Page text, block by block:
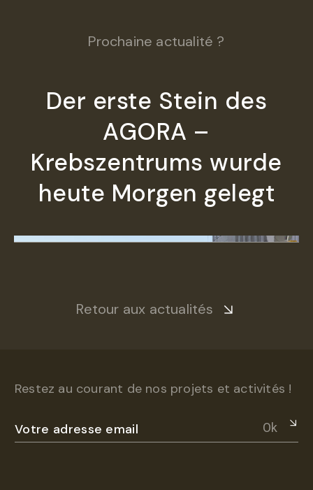
Prochaine actualité ?
Der erste Stein des
AGORA –
Krebszentrums wurde
heute Morgen gelegt
Retour aux actualités
Restez au courant de nos projets et activités !
Ok